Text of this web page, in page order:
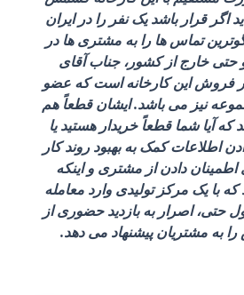
قرار باشد یک نفر را در ایران
تماس‌ ها را به مشتری‌ ها در
خارج از کشور، جناب آقای
این کارخانه است که عضو
نیز می‌ باشد. ایشان قطعاً هم
آیا شما قطعاً خریدار هستید یا
اطلاعات کمک به بهبود روند کار
دادن از مشتری و اینکه
یک مرکز تولیدی وارد معامله
اصرار به بازدید حضوری از
مشتریان پیشنهاد می‌ دهد.